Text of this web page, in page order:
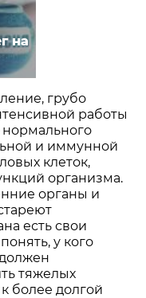
на
грубо
работы
и иммунной
клеток,
организма.
органы и
есть свои
у кого
тяжелых
более долгой